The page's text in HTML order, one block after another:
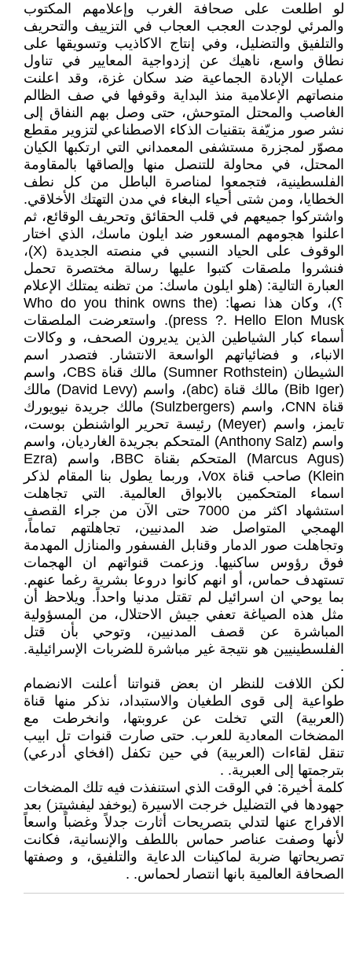
لو اطلعت على صحافة الغرب وإعلامهم المكتوب
والمرئي لوجدت العجب العجاب في التزييف والتحريف
والتلفيق والتضليل، وفي إنتاج الاكاذيب وتسويقها على
نطاق واسع، ناهيك عن إزدواجية المعايير في تناول
عمليات الإبادة الجماعية ضد سكان غزة، وقد اعلنت
منصاتهم الإعلامية منذ البداية وقوفها في صف الظالم
الغاصب والمحتل المتوحش، حتى وصل بهم النفاق إلى
نشر صور مزيّفة بتقنيات الذكاء الاصطناعي لتزوير مقطع
مصوّر لمجزرة مستشفى المعمداني التي ارتكبها الكيان
المحتل، في محاولة للتنصل منها وإلصاقها بالمقاومة
الفلسطينية، فتجمعوا لمناصرة الباطل من كل نطف
الخطايا، ومن شتى أحياء البغاء في مدن التهتك الأخلاقي.
واشتركوا جميعهم في قلب الحقائق وتحريف الوقائع، ثم
اعلنوا هجومهم المسعور ضد ايلون ماسك، الذي اختار
الوقوف على الحياد النسبي في منصته الجديدة (X)،
فنشروا ملصقات كتبوا عليها رسالة مختصرة تحمل
العبارة التالية: (هلو ايلون ماسك: من تظنه يمتلك الإعلام
؟)، وكان هذا نصها: (Who do you think owns the
press ?. Hello Elon Musk). واستعرضت الملصقات
أسماء كبار الشياطين الذين يديرون الصحف، و وكالات
الانباء، و فضائياتهم الواسعة الانتشار. فتصدر اسم
الشيطان (Sumner Rothstein) مالك قناة CBS، واسم
(Bib Iger) مالك قناة (abc)، واسم (David Levy) مالك
قناة CNN، واسم (Sulzbergers) مالك جريدة نيويورك
تايمز، واسم (Meyer) رئيسة تحرير الواشنطن بوست،
واسم (Anthony Salz) المتحكم بجريدة الغارديان، واسم
(Marcus Agus) المتحكم بقناة BBC، واسم (Ezra
Klein) صاحب قناة Vox، وربما يطول بنا المقام لذكر
اسماء المتحكمين بالابواق العالمية. التي تجاهلت
استشهاد اكثر من 7000 حتى الآن من جراء القصف
الهمجي المتواصل ضد المدنيين، تجاهلتهم تماماً،
وتجاهلت صور الدمار وقنابل الفسفور والمنازل المهدمة
فوق رؤوس ساكنيها. وزعمت قنواتهم ان الهجمات
تستهدف حماس، أو انهم كانوا دروعا بشرية رغما عنهم.
بما يوحي ان اسرائيل لم تقتل مدنيا واحداً. ويلاحظ أن
مثل هذه الصياغة تعفي جيش الاحتلال، من المسؤولية
المباشرة عن قصف المدنيين، وتوحي بأن قتل
الفلسطينيين هو نتيجة غير مباشرة للضربات الإسرائيلية.
.
لكن اللافت للنظر ان بعض قنواتنا أعلنت الانضمام
طواعية إلى قوى الطغيان والاستبداد، نذكر منها قناة
(العربية) التي تخلت عن عروبتها، وانخرطت مع
المضخات المعادية للعرب. حتى صارت قنوات تل ابيب
تنقل لقاءات (العربية) في حين تكفل (افخاي أدرعي)
بترجمتها إلى العبرية. .
كلمة أخيرة: في الوقت الذي استنفذت فيه تلك المضخات
جهودها في التضليل خرجت الاسيرة (يوخفد ليفشيتز) بعد
الافراج عنها لتدلي بتصريحات أثارت جدلاً وغضباً واسعاً
لأنها وصفت عناصر حماس باللطف والإنسانية، فكانت
تصريحاتها ضربة لماكينات الدعاية والتلفيق، و وصفتها
الصحافة العالمية بانها انتصار لحماس. .